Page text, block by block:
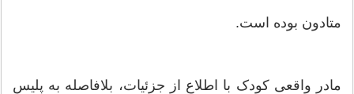
متادون بوده است.
مادر واقعی کودک با اطلاع از جزئیات، بلافاصله به پلیس